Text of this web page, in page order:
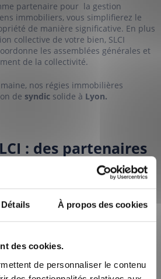
Détails À propos des cookies
des cookies.
de personnaliser le contenu
partenaire pour la gestion
immobiliers, vous simplifierez le
de manière significative. En plus
collective de votre bien, SLCI
les assemblées générales et
de la collectivité.
nos régies immobilières
de syndic solide à Lyon.
: des partenaires
à vos côtés
de chaque copropriétaire. Les
une aide au quotidien pour gérer
dont dépend votre bien